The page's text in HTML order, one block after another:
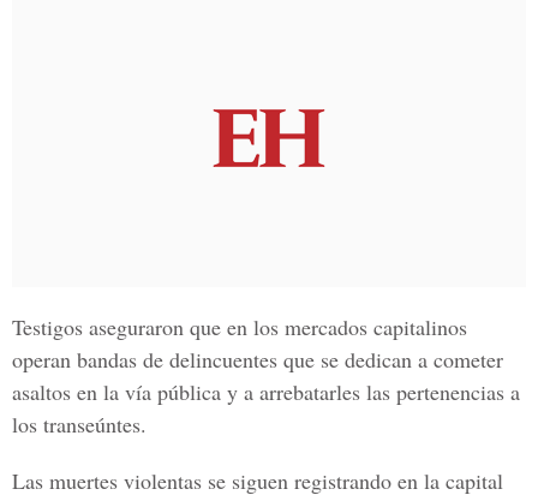
Testigos aseguraron que en los mercados capitalinos
operan bandas de delincuentes que se dedican a cometer
asaltos en la vía pública y a arrebatarles las pertenencias a
los transeúntes.
Las muertes violentas se siguen registrando en la capital